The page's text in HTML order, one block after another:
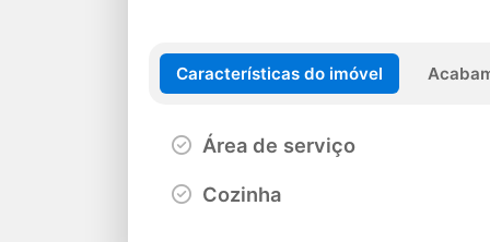
Características do imóvel
Área de serviço
Cozinha